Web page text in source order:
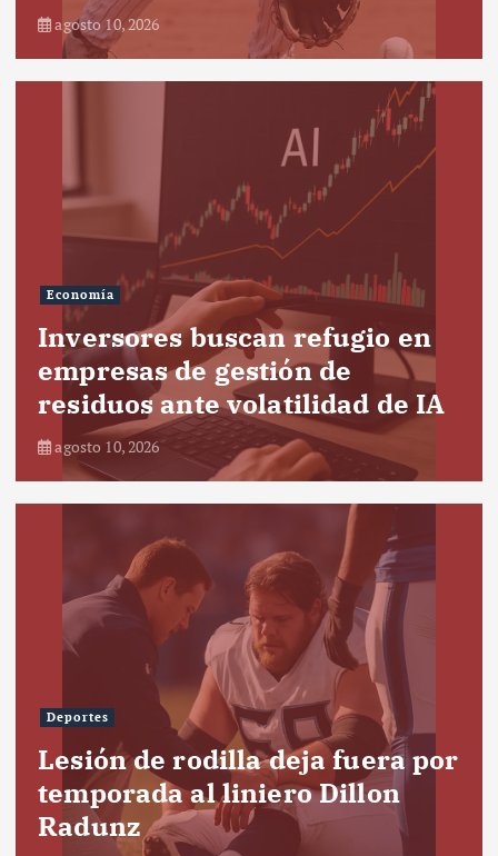
agosto 10, 2026
Economía
Inversores buscan refugio en
empresas de gestión de
residuos ante volatilidad de IA
agosto 10, 2026
Deportes
Lesión de rodilla deja fuera por
temporada al liniero Dillon
Radunz